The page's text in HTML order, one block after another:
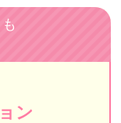
ン